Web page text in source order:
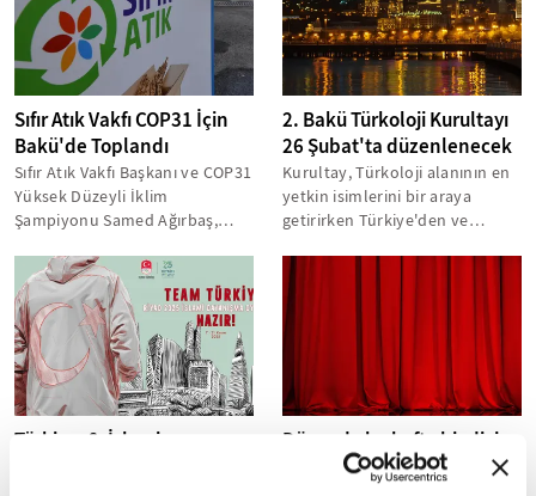
Sıfır Atık Vakfı COP31 İçin
Bakü'de Toplandı
Sıfır Atık Vakfı Başkanı ve COP31
Yüksek Düzeyli İklim
Şampiyonu Samed Ağırbaş,
düzenlenen...
2. Bakü Türkoloji Kurultayı
26 Şubat'ta düzenlenecek
Kurultay, Türkoloji alanının en
yetkin isimlerini bir araya
getirirken Türkiye'den ve
60...
Türkiye, 6. İslami
Dünyada bu hafta bir dizi
etkinlik sanatseverlerle